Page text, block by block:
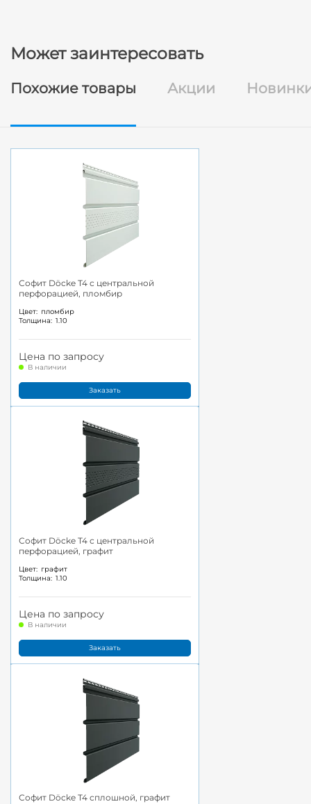
Может заинтересовать
Похожие товары Акции
Софит Döcke T4 с центральной
перфорацией, пломбир
Цвет: пломбир
Толщина: 1.10
Цена по запросу
В наличии
Заказать
Софит Döcke T4 с центральной
перфорацией, графит
Цвет: графит
Толщина: 1.10
Цена по запросу
В наличии
Заказать
Софит Döcke T4 сплошной, графит